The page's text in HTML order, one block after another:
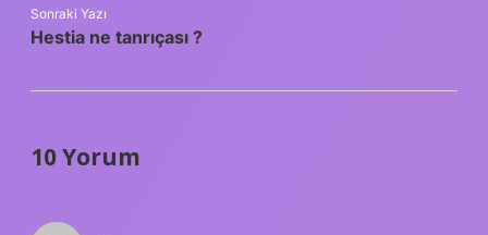
Sonraki Yazı
Hestia ne tanrıçası ?
10 Yorum